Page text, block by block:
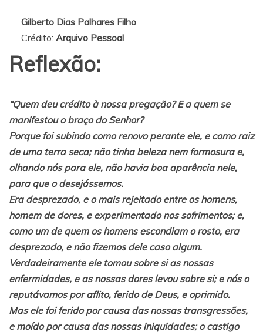
Gilberto Dias Palhares Filho
Crédito: Arquivo Pessoal
Reflexão:
“Quem deu crédito à nossa pregação? E a quem se
manifestou o braço do Senhor?
Porque foi subindo como renovo perante ele, e como raiz
de uma terra seca; não tinha beleza nem formosura e,
olhando nós para ele, não havia boa aparência nele,
para que o desejássemos.
Era desprezado, e o mais rejeitado entre os homens,
homem de dores, e experimentado nos sofrimentos; e,
como um de quem os homens escondiam o rosto, era
desprezado, e não fizemos dele caso algum.
Verdadeiramente ele tomou sobre si as nossas
enfermidades, e as nossas dores levou sobre si; e nós o
reputávamos por aflito, ferido de Deus, e oprimido.
Mas ele foi ferido por causa das nossas transgressões,
e moído por causa das nossas iniquidades; o castigo